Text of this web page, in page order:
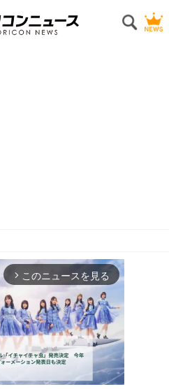
arrow_forward_ios このニュースを見る